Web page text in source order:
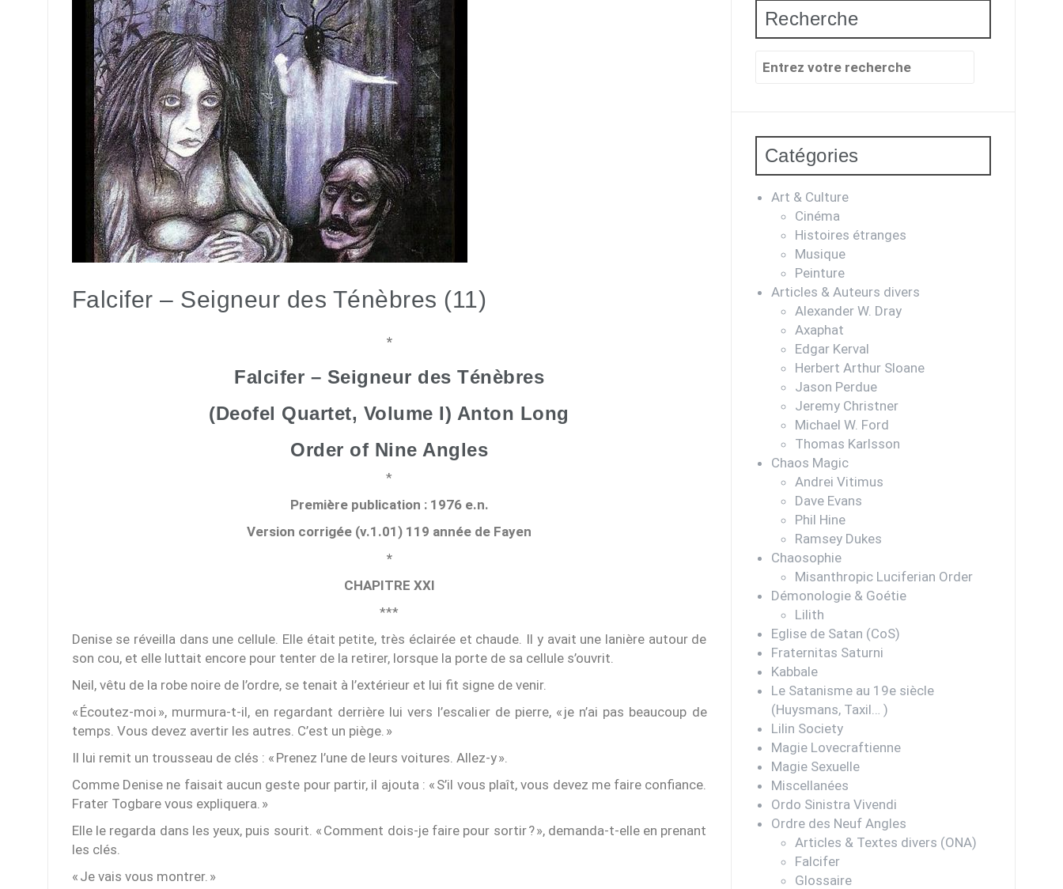
Falcifer – Seigneur des Ténèbres (11)
*
Falcifer – Seigneur des Ténèbres
(Deofel Quartet, Volume I) Anton Long
Order of Nine Angles
*
Première publication : 1976 e.n.
Version corrigée (v.1.01) 119 année de Fayen
*
CHAPITRE XXI
***
Denise se réveilla dans une cellule. Elle était petite, très éclairée et chaude. Il y avait une lanière autour de
son cou, et elle luttait encore pour tenter de la retirer, lorsque la porte de sa cellule s’ouvrit.
Neil, vêtu de la robe noire de l’ordre, se tenait à l’extérieur et lui fit signe de venir.
« Écoutez-moi », murmura-t-il, en regardant derrière lui vers l’escalier de pierre, « je n’ai pas beaucoup de
temps. Vous devez avertir les autres. C’est un piège. »
Il lui remit un trousseau de clés : « Prenez l’une de leurs voitures. Allez-y ».
Comme Denise ne faisait aucun geste pour partir, il ajouta : « S’il vous plaît, vous devez me faire confiance.
Frater Togbare vous expliquera. »
Elle le regarda dans les yeux, puis sourit. « Comment dois-je faire pour sortir ? », demanda-t-elle en prenant
les clés.
« Je vais vous montrer. »
Recherche
Recherche
Catégories
Art & Culture
Cinéma
Histoires étranges
Musique
Peinture
Articles & Auteurs divers
Alexander W. Dray
Axaphat
Edgar Kerval
Herbert Arthur Sloane
Jason Perdue
Jeremy Christner
Michael W. Ford
Thomas Karlsson
Chaos Magic
Andrei Vitimus
Dave Evans
Phil Hine
Ramsey Dukes
Chaosophie
Misanthropic Luciferian Order
Démonologie & Goétie
Lilith
Eglise de Satan (CoS)
Fraternitas Saturni
Kabbale
Le Satanisme au 19e siècle
(Huysmans, Taxil… )
Lilin Society
Magie Lovecraftienne
Magie Sexuelle
Miscellanées
Ordo Sinistra Vivendi
Ordre des Neuf Angles
Articles & Textes divers (ONA)
Falcifer
Glossaire